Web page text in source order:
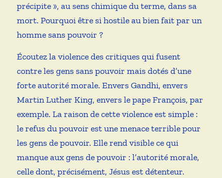
précipite », au sens chimique du terme, dans sa
mort. Pourquoi être si hostile au bien fait par un
homme sans pouvoir ?
Écoutez la violence des critiques qui fusent
contre les gens sans pouvoir mais dotés d’une
forte autorité morale. Envers Gandhi, envers
Martin Luther King, envers le pape François, par
exemple. La raison de cette violence est simple :
le refus du pouvoir est une menace terrible pour
les gens de pouvoir. Elle rend visible ce qui
manque aux gens de pouvoir : l’autorité morale,
celle dont, précisément, Jésus est détenteur.